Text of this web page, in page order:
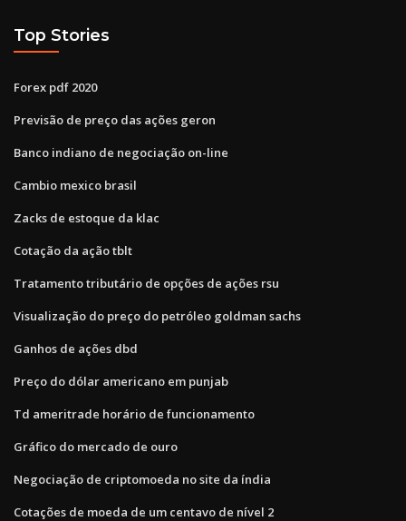
Top Stories
Forex pdf 2020
Previsão de preço das ações geron
Banco indiano de negociação on-line
Cambio mexico brasil
Zacks de estoque da klac
Cotação da ação tblt
Tratamento tributário de opções de ações rsu
Visualização do preço do petróleo goldman sachs
Ganhos de ações dbd
Preço do dólar americano em punjab
Td ameritrade horário de funcionamento
Gráfico do mercado de ouro
Negociação de criptomoeda no site da índia
Cotações de moeda de um centavo de nível 2